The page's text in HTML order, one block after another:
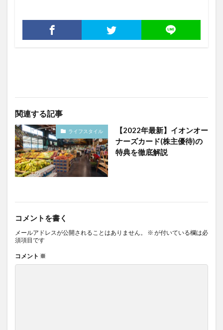
関連する記事
ライフスタイル
【2022年最新】イオンオー
ナーズカード(株主優待)の
特典を徹底解説
コメントを書く
メールアドレスが公開されることはありません。 ※ が付いている欄は必
須項目です
コメント ※